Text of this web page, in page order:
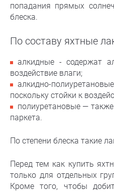
попадания прямых
блеска.
По составу яхтные
алкидные - содержат
воздействие влаги;
алкидно-
поскольку стойки к
полиуретановые —
паркета.
По степени блеска такие
Перед тем как купить
только для отдельных
Кроме того, чтобы